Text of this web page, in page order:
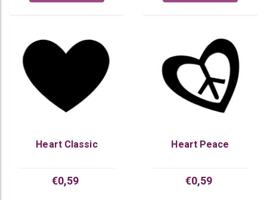
Heart Classic
€0,59
Heart Peace
€0,59